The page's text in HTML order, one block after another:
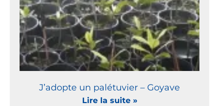
J’adopte un palétuvier – Goyave
Lire la suite »